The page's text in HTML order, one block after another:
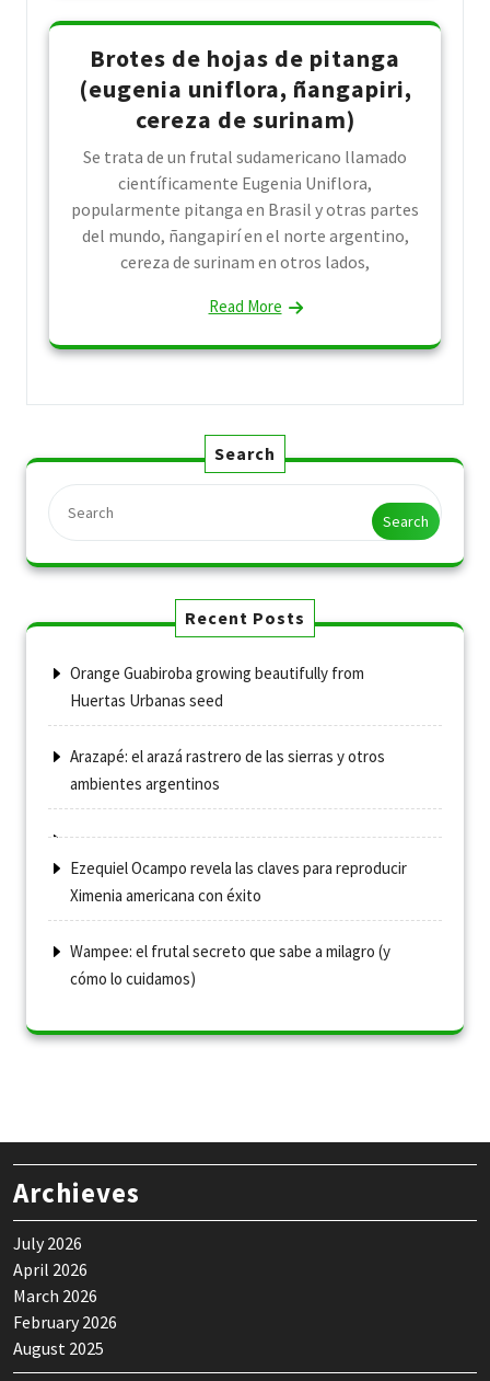
Brotes de hojas de pitanga
(eugenia uniflora, ñangapiri,
cereza de surinam)
Se trata de un frutal sudamericano llamado
científicamente Eugenia Uniflora,
popularmente pitanga en Brasil y otras partes
del mundo, ñangapirí en el norte argentino,
cereza de surinam en otros lados,
Read More
Search
Search
Recent Posts
Orange Guabiroba growing beautifully from
Huertas Urbanas seed
Arazapé: el arazá rastrero de las sierras y otros
ambientes argentinos
Ezequiel Ocampo revela las claves para reproducir
Ximenia americana con éxito
Wampee: el frutal secreto que sabe a milagro (y
cómo lo cuidamos)
Archieves
July 2026
April 2026
March 2026
February 2026
August 2025